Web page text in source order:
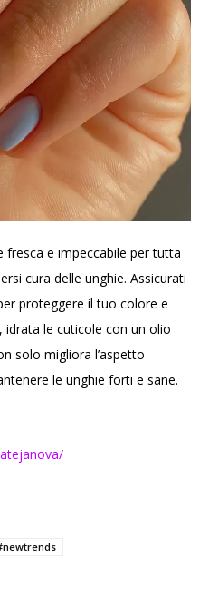
fresca e impeccabile per tutta
cura delle unghie. Assicurati
proteggere il tuo colore e
idrata le cuticole con un olio
solo migliora l’aspetto
le unghie forti e sane.